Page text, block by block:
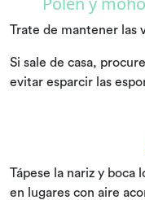
Trate de mantener las
Si sale de casa,
evitar esparcir las
Tápese la nariz y boca
en lugares con aire